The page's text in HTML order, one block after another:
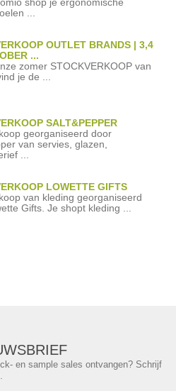
shop je ergonomische
...
OUTLET BRANDS | 3,4
...
zomer STOCKVERKOOP van
je de ...
SALT&PEPPER
georganiseerd door
van servies, glazen,
...
LOWETTE GIFTS
van kleding georganiseerd
Gifts. Je shopt kleding ...
en sample sales ontvangen? Schrijf